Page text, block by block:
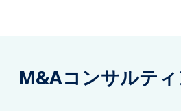
M&Aコンサルテ